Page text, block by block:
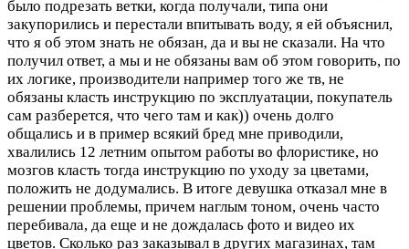
было подрезать ветки, когда получали, типа они
закупорились и перестали впитывать воду, я ей объяснил,
что я об этом знать не обязан, да и вы не сказали. На что
получил ответ, а мы и не обязаны вам об этом говорить, по
их логике, производители например того же тв, не
обязаны класть инструкцию по эксплуатации, покупатель
сам разберется, что чего там и как)) очень долго
общались и в пример всякий бред мне приводили,
хвалились 12 летним опытом работы во флористике, но
мозгов класть тогда инструкцию по уходу за цветами,
положить не додумались. В итоге девушка отказал мне в
решении проблемы, причем наглым тоном, очень часто
перебивала, да еще и не дождалась фото и видео их
цветов. Сколько раз заказывал в других магазинах, там